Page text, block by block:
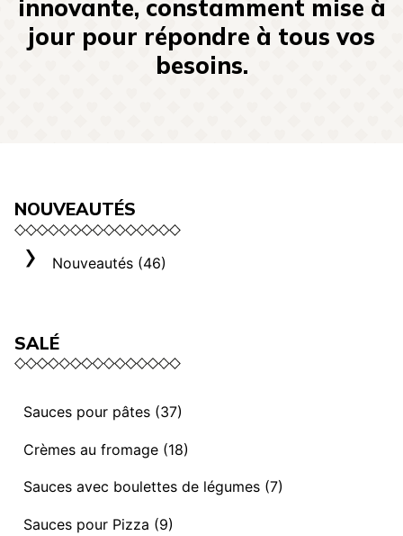
innovante, constamment mise à
jour pour répondre à tous vos
besoins.
NOUVEAUTÉS
Nouveautés (46)
SALÉ
Sauces pour pâtes (37)
Sauces et ragoûts végétaliens (13)
Sauces “ I mediterranei” (3)
Sauces et ragoûts (14)
Crèmes au fromage (18)
Sélection Rome (3)
Crèmes au fromage (8)
Sauces avec boulettes de légumes (7)
Sauces avec Boulettes de légumes (7)
Sauces pour Pizza (9)